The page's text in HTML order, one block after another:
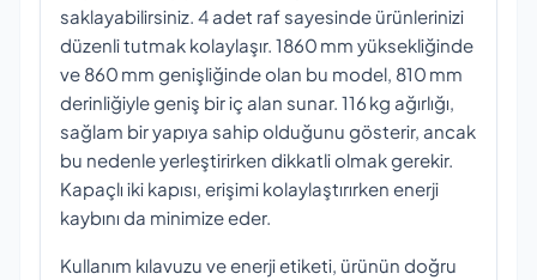
saklayabilirsiniz. 4 adet raf sayesinde ürünlerinizi
düzenli tutmak kolaylaşır. 1860 mm yüksekliğinde
ve 860 mm genişliğinde olan bu model, 810 mm
derinliğiyle geniş bir iç alan sunar. 116 kg ağırlığı,
sağlam bir yapıya sahip olduğunu gösterir, ancak
bu nedenle yerleştirirken dikkatli olmak gerekir.
Kapaçlı iki kapısı, erişimi kolaylaştırırken enerji
kaybını da minimize eder.
Kullanım kılavuzu ve enerji etiketi, ürünün doğru